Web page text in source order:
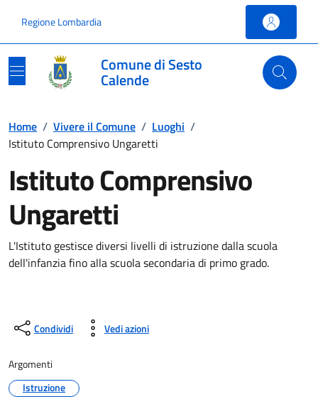
Regione Lombardia
Comune di Sesto
Calende
Home / Vivere il Comune / Luoghi /
Istituto Comprensivo Ungaretti
Istituto Comprensivo
Ungaretti
L'Istituto gestisce diversi livelli di istruzione dalla scuola
dell'infanzia fino alla scuola secondaria di primo grado.
Condividi Vedi azioni
Argomenti
Istruzione